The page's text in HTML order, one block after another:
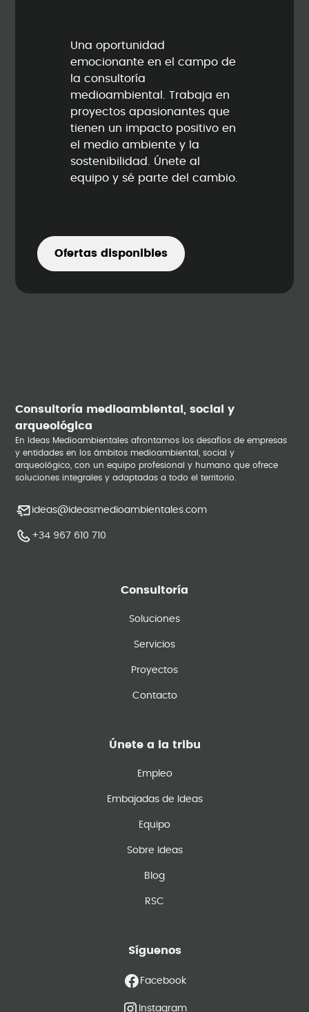
Una oportunidad
emocionante en el campo de
la consultoría
medioambiental. Trabaja en
proyectos apasionantes que
tienen un impacto positivo en
el medio ambiente y la
sostenibilidad. Únete al
equipo y sé parte del cambio.
Ofertas disponibles
Consultoría medioambiental, social y
arqueológica
En Ideas Medioambientales afrontamos los desafíos de empresas
y entidades en los ámbitos medioambiental, social y
arqueológico, con un equipo profesional y humano que ofrece
soluciones integrales y adaptadas a todo el territorio.
ideas@ideasmedioambientales.com
+34 967 610 710
Consultoría
Soluciones
Servicios
Proyectos
Contacto
Únete a la tribu
Empleo
Embajadas de Ideas
Equipo
Sobre Ideas
Blog
RSC
Síguenos
Facebook
Instagram